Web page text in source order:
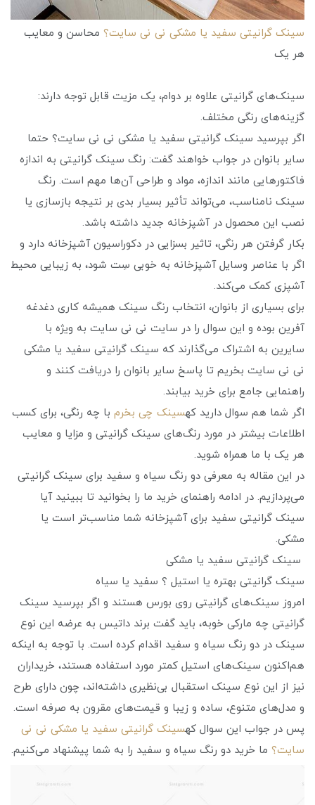
سینک گرانیتی سفید یا مشکی نی نی سایت؟ محاسن و معایب
هر یک
سینک‌های گرانیتی علاوه بر دوام، یک مزیت قابل توجه دارند:
گزینه‌های رنگی مختلف.
اگر بپرسید سینک گرانیتی سفید یا مشکی نی نی سایت؟ حتما
سایر بانوان در جواب خواهند گفت: رنگ سینک گرانیتی به اندازه
فاکتورهایی مانند اندازه، مواد و طراحی آن‌ها مهم است. رنگ
سینک نامناسب، می‌تواند تأثیر بسیار بدی بر نتیجه بازسازی یا
نصب این محصول در آشپزخانه جدید داشته باشد.
بکار گرفتن هر رنگی، تاثیر بسزایی در دکوراسیون آشپزخانه دارد و
اگر با عناصر وسایل آشپزخانه به خوبی سِت شود، به زیبایی محیط
آشپزی کمک می‌کند.
برای بسیاری از بانوان، انتخاب رنگ سینک همیشه کاری دغدغه
آفرین بوده و این سوال را در سایت نی نی سایت به ویژه با
سایرین به اشتراک می‌گذارند که سینک گرانیتی سفید یا مشکی
نی نی سایت بخریم تا پاسخ سایر بانوان را دریافت کنند و
راهنمایی جامع برای خرید بیابند.
اگر شما هم سوال دارید کهسینک چی بخرم با چه رنگی، برای کسب
اطلاعات بیشتر در مورد رنگ‌های سینک گرانیتی و مزایا و معایب
هر یک با ما همراه شوید.
در این مقاله به معرفی دو رنگ سیاه و سفید برای سینک گرانیتی
می‌پردازیم. در ادامه راهنمای خرید ما را بخوانید تا ببینید آیا
سینک گرانیتی سفید برای آشپزخانه شما مناسب‌تر است یا
مشکی.
سینک گرانیتی سفید یا مشکی
سینک گرانیتی بهتره یا استیل ؟ سفید یا سیاه
امروز سینک‌های گرانیتی روی بورس هستند و اگر بپرسید سینک
گرانیتی چه مارکی خوبه، باید گفت برند داتیس به عرضه این نوع
سینک در دو رنگ سیاه و سفید اقدام کرده است. با توجه به اینکه
هم‌اکنون سینک‌های استیل کمتر مورد استفاده هستند، خریداران
نیز از این نوع سینک استقبال بی‌نظیری داشته‌اند، چون دارای طرح
و مدل‌های متنوع، ساده و زیبا و قیمت‌های مقرون به صرفه است.
پس در جواب این سوال کهسینک گرانیتی سفید یا مشکی نی نی
سایت؟ ما خرید دو رنگ سیاه و سفید را به شما پیشنهاد می‌کنیم.